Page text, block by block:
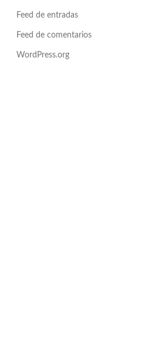
Feed de entradas
Feed de comentarios
WordPress.org